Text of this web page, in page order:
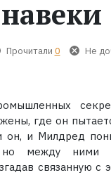
Прочитали 0 Не
где он
он, и Милдред
между ними
связанную с